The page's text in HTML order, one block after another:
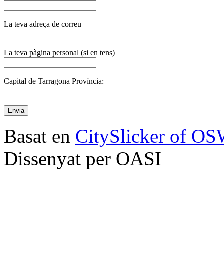
La teva adreça de correu
La teva pàgina personal (si en tens)
Capital de Tarragona Província:
Basat en CitySlicker of
Dissenyat per OASI